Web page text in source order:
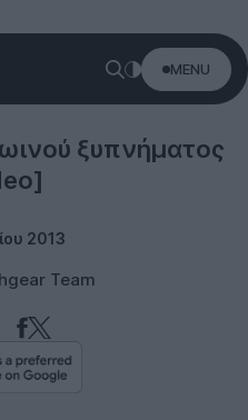
MENU
ξυπνήματος
2013
Team